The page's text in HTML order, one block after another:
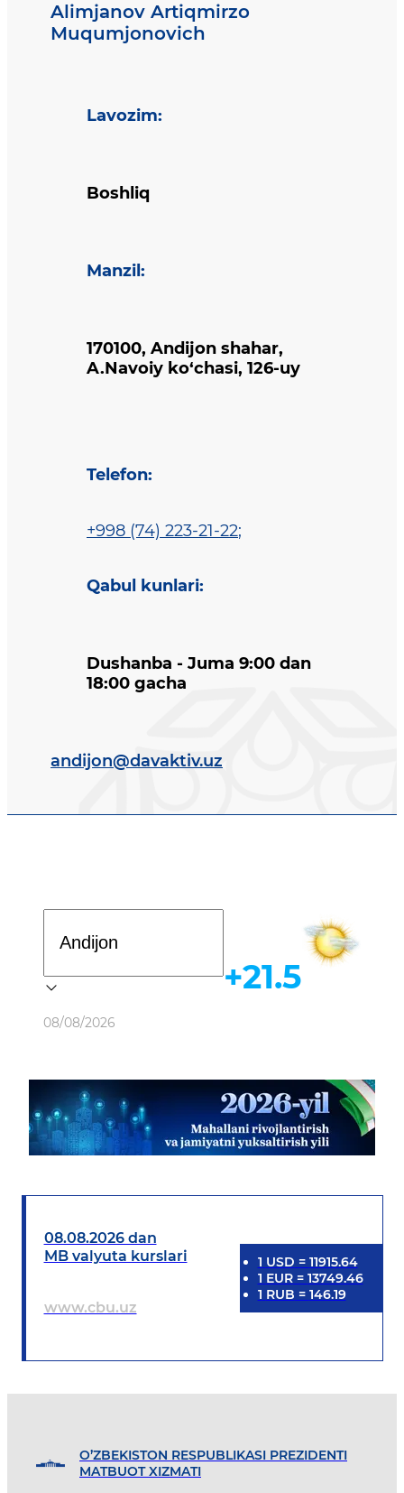
Alimjanov Artiqmirzo
Muqumjonovich
Lavozim:
Boshliq
Manzil :
170100, Andijon shahar,
A.Navoiy ko‘chasi, 126-uy
Telefon:
+998 (74) 223-21-22;
Qabul kunlari:
Dushanba - Juma 9:00 dan
18:00 gacha
andijon@davaktiv.uz
Ob-havo
08/08/2026
+21.5
08.08.2026 dan
MB valyuta kurslari
www.cbu.uz
1 USD = 11915.64
1 EUR= 13749.46
1 RUB = 146.19
O’ZBEKISTON RESPUBLIKASI PREZIDENTI
MATBUOT XIZMATI